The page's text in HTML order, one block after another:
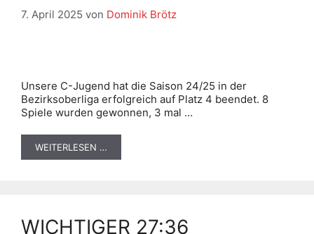
7. April 2025 von Dominik Brötz
Unsere C-Jugend hat die Saison 24/25 in der
Bezirksoberliga erfolgreich auf Platz 4 beendet. 8
Spiele wurden gewonnen, 3 mal …
WEITERLESEN …
WICHTIGER 27:36